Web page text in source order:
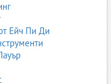
вакуум. Това
в затворени
Ейч Пи Ди